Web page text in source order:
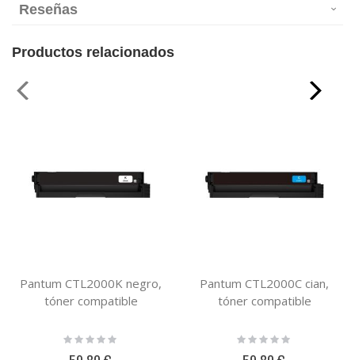
Reseñas
Productos relacionados
Pantum CTL2000K negro,
tóner compatible
Rating:
Pantum CTL2000C cian,
tóner compatible
Rating: